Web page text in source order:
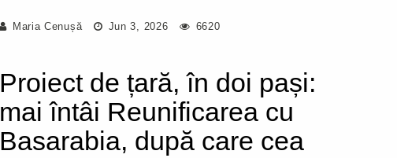
Maria Cenușă Jun 3, 2026 6620
Proiect de țară, în doi pași:
mai întâi Reunificarea cu
Basarabia, după care cea